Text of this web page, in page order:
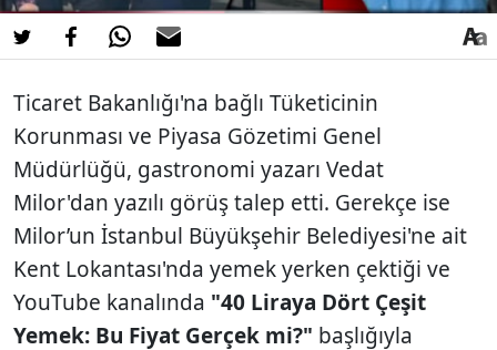
Ticaret Bakanlığı'na bağlı Tüketicinin
Korunması ve Piyasa Gözetimi Genel
Müdürlüğü, gastronomi yazarı Vedat
Milor'dan yazılı görüş talep etti. Gerekçe ise
Milor’un İstanbul Büyükşehir Belediyesi'ne ait
Kent Lokantası'nda yemek yerken çektiği ve
YouTube kanalında "40 Liraya Dört Çeşit
Yemek: Bu Fiyat Gerçek mi?" başlığıyla